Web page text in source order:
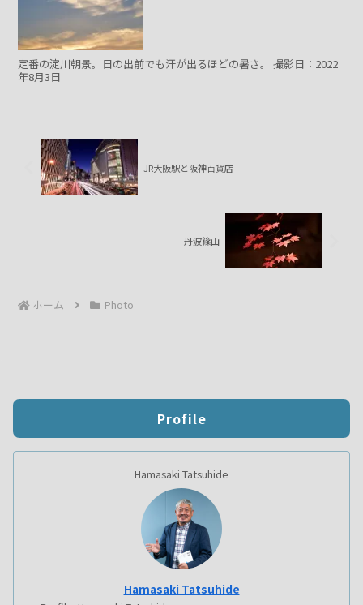
定番の淀川朝景。日の出前でも汗が出るほどの暑さ。 撮影日：2022
年8月3日
JR大阪駅と阪神百貨店
丹波篠山
ホーム Photo
Profile
Hamasaki Tatsuhide
Hamasaki Tatsuhide